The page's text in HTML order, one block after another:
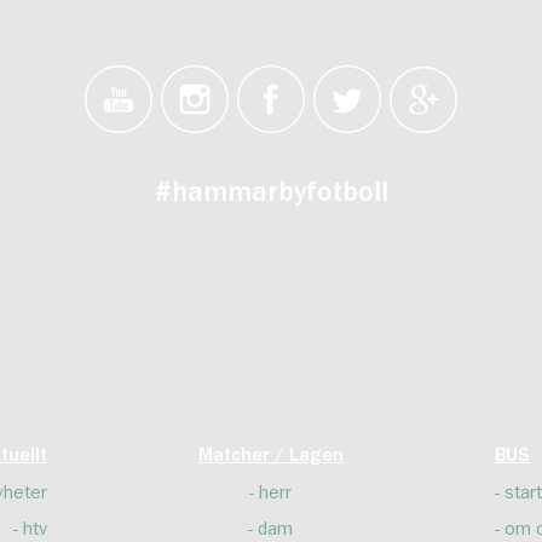
#hammarbyfotboll
htv
Matcher / Lagen
herr
dam
BUS
start
om